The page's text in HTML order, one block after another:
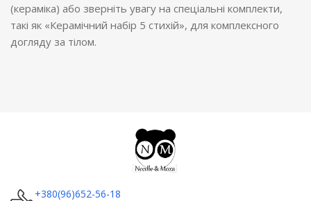
(кераміка) або зверніть увагу на спеціальні комплекти,
такі як «Керамічний набір 5 стихій», для комплексного
догляду за тілом.
+380(96)652-56-18